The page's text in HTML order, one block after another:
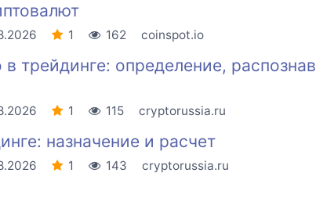
1 162 coinspot.io
трейдинге: определение,
1 115 cryptorussia.ru
назначение и расчет
1 143 cryptorussia.ru